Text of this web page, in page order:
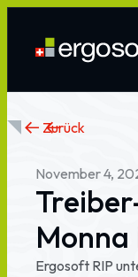
Zurück
November4,
Monna
Ergosoft RIP